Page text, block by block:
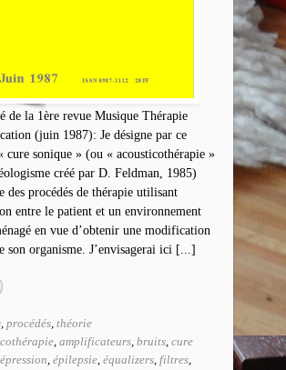
de la 1ère revue Musique Thérapie
(juin 1987): Je désigne par ce
cure sonique » (ou « acousticothérapie »
créé par D. Feldman, 1985)
des procédés de thérapie utilisant
entre le patient et un environnement
en vue d’obtenir une modification
son organisme. J’envisagerai ici [...]
, procédés, théorie
, amplificateurs, bruits, cure
, épilepsie, équalizers, filtres,